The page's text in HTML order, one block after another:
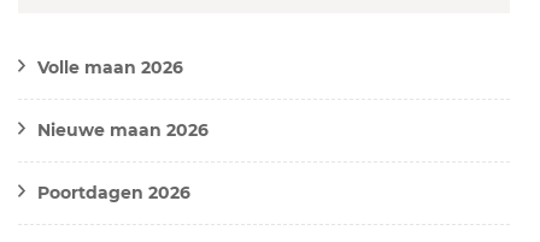
Volle maan 2026
Nieuwe maan 2026
Poortdagen 2026